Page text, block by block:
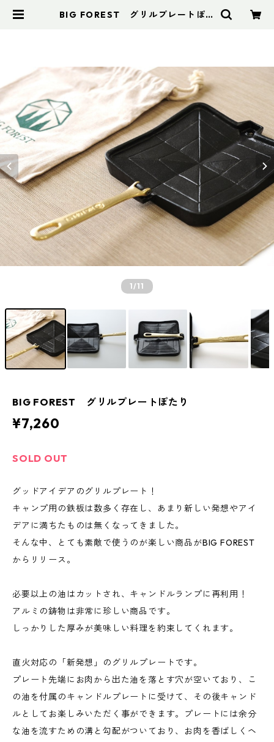
BIG FOREST グリルプレートぽた
1/11
BIG FOREST グリルプレートぽたり
¥7,260
SOLD OUT
グッドアイデアのグリルプレート！
キャンプ用の鉄板は数多く存在し、あまり新しい発想やアイ
デアに満ちたものは無くなってきました。
そんな中、とても素敵で使うのが楽しい商品がBIG FOREST
からリリース。
必要以上の油はカットされ、キャンドルランプに再利用！
アルミの鋳物は非常に珍しい商品です。
しっかりした厚みが美味しい料理を約束してくれます。
直火対応の「新発想」のグリルプレートです。
プレート先端にお肉から出た油を落とす穴が空いており、こ
の油を付属のキャンドルプレートに受けて、その後キャンド
ルとしてお楽しみいただく事ができます。プレートには余分
な油を流すための溝と勾配がついており、お肉を香ばしくヘ